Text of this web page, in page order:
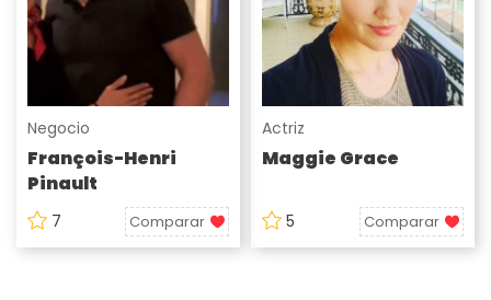
Negocio
François-Henri
Pinault
7 Comparar
Actriz
Maggie Grace
5 Comparar